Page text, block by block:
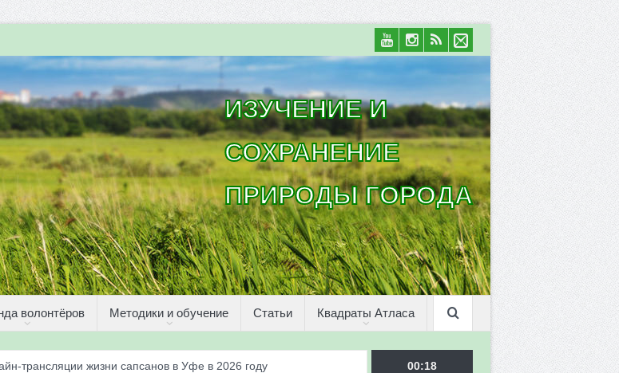
ИЗУЧЕНИЕ И
СОХРАНЕНИЕ
ПРИРОДЫ ГОРОДА
волонтёров Методики и обучение Статьи Квадраты Атласа
трансляции жизни сапсанов в Уфе в 2026 году 00:18